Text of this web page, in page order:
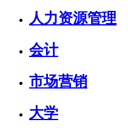
人力资源管理
会计
市场营销
大学